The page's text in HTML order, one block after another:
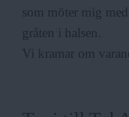
som möter mig
gråten i halsen.
Vi kramar om